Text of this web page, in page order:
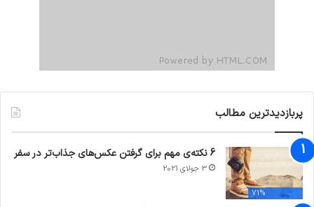
پربازدیدترین مطالب
71%
6 نکته‌ی مهم برای گرفتن عکس‌های جذاب‌تر در سفر
3 جولای 2021